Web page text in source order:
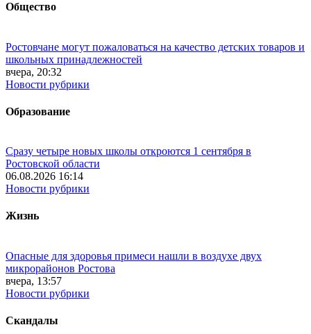
Общество
Ростовчане могут пожаловаться на качество детских товаров и
школьных принадлежностей
вчера, 20:32
Новости рубрики
Образование
Сразу четыре новых школы откроются 1 сентября в
Ростовской области
06.08.2026 16:14
Новости рубрики
Жизнь
Опасные для здоровья примеси нашли в воздухе двух
микрорайонов Ростова
вчера, 13:57
Новости рубрики
Скандалы